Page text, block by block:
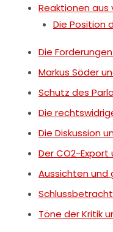
Reaktionen aus
Die Position
Die
Markus Söder
Schutz des
Die
Die Diskussion
Der CO2-
Aussichten und
Töne der Kritik